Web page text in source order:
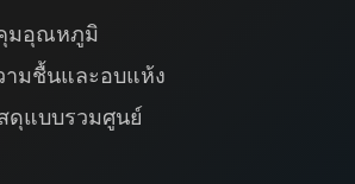
มอุณหภูมิ
ามชื้นและอบแห้ง
ดุแบบรวมศูนย์